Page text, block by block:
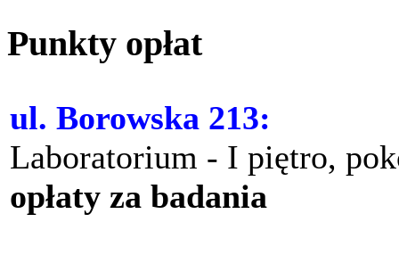
Punkty opłat
ul. Borowska 213:
Laboratorium - I piętro,
opłaty za badania